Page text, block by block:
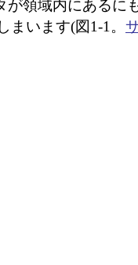
が領域内にあるに
まいます(図1-1。